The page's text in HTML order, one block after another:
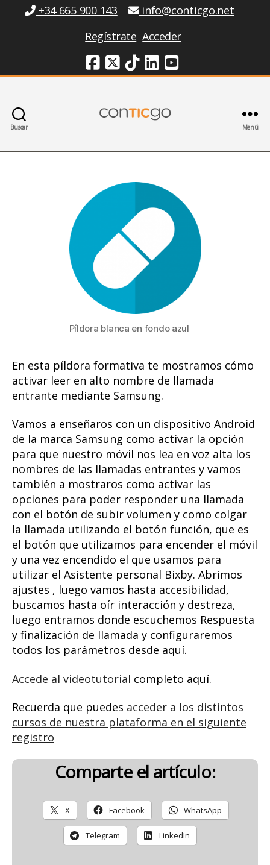
Información
+34 665 900 143
info@conticgo.net
Regístrate Acceder
Redes Sociales
Buscar Menú
Píldora blanca en fondo azul
En esta píldora formativa te mostramos cómo
activar leer en alto nombre de llamada
entrante mediante Samsung.
Vamos a enseñaros con un dispositivo Android
de la marca Samsung como activar la opción
para que nuestro móvil nos lea en voz alta los
nombres de las llamadas entrantes y vamos
también a mostraros como activar las
opciones para poder responder una llamada
con el botón de subir volumen y como colgar
la llamada utilizando el botón función, que es
el botón que utilizamos para encender el móvil
y una vez encendido el que usamos para
utilizar el Asistente personal Bixby. Abrimos
ajustes , luego vamos hasta accesibilidad,
buscamos hasta oír interacción y destreza,
luego entramos donde escuchemos Respuesta
y finalización de llamada y configuraremos
todos los parámetros desde aquí.
Accede al videotutorial completo aquí.
Recuerda que puedes acceder a los distintos
cursos de nuestra plataforma en el siguiente
registro
Comparte el artículo:
X Facebook WhatsApp
Telegram LinkedIn